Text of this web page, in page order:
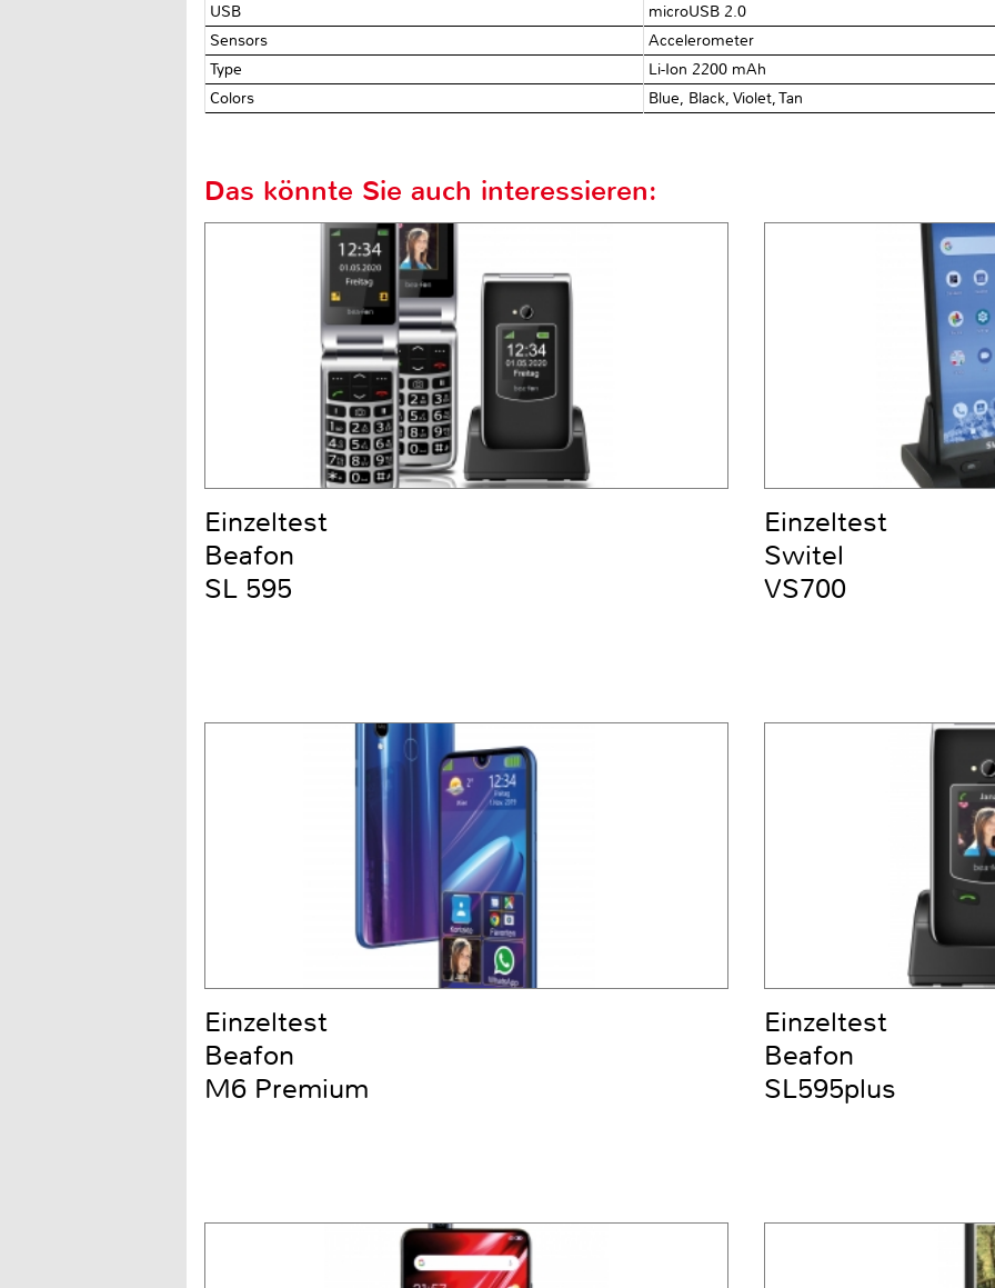
USB
microUSB 2.0
Sensors
Accelerometer
Type
Li-Ion 2200 mAh
Colors
Blue, Black, Violet, Tan
Das könnte Sie auch interessieren:
Einzeltest
Beafon
SL 595
Einzeltest
Switel
VS700
Einzeltest
Beafon
M6 Premium
Einzeltest
Beafon
SL595plus